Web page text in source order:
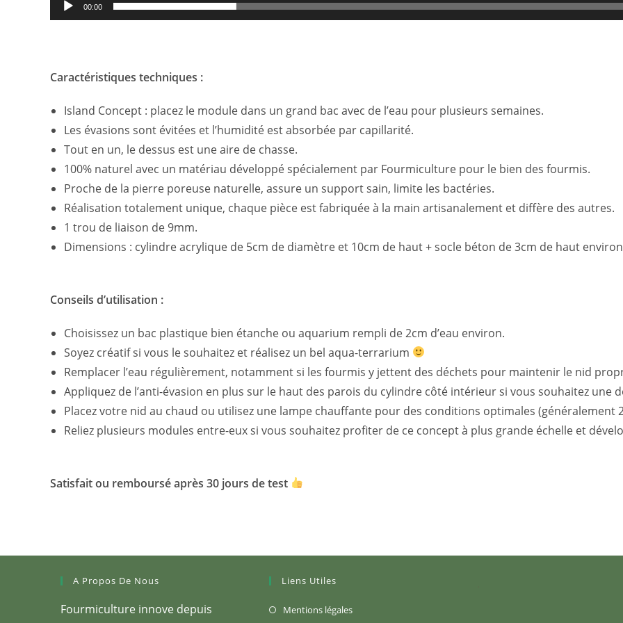
00:00
Caractéristiques techniques :
Island Concept : placez le module dans un grand bac avec de l’eau pour plusieurs semaines.
Les évasions sont évitées et l’humidité est absorbée par capillarité.
Tout en un, le dessus est une aire de chasse.
100% naturel avec un matériau développé spécialement par Fourmiculture pour le bien des fourmis.
Proche de la pierre poreuse naturelle, assure un support sain, limite les bactéries.
Réalisation totalement unique, chaque pièce est fabriquée à la main artisanalement et diffère des autres.
1 trou de liaison de 9mm.
Dimensions : cylindre acrylique de 5cm de diamètre et 10cm de haut + socle béton de 3cm de haut
Conseils d’utilisation :
Choisissez un bac plastique bien étanche ou aquarium rempli de 2cm d’eau environ.
Soyez créatif si vous le souhaitez et réalisez un bel aqua-terrarium
Remplacer l’eau régulièrement, notamment si les fourmis y jettent des déchets pour maintenir le nid
Appliquez de l’anti-évasion en plus sur le haut des parois du cylindre côté intérieur si vous souhaitez une
Placez votre nid au chaud ou utilisez une lampe chauffante pour des conditions optimales (généralement
Reliez plusieurs modules entre-eux si vous souhaitez profiter de ce concept à plus grande échelle et
Satisfait ou remboursé après 30 jours de test
A Propos De Nous
Fourmiculture innove depuis
Liens Utiles
Mentions légalesS’ouvre